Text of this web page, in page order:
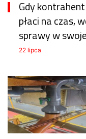
Gdy
płaci na czas,
sprawy w
22 lipca